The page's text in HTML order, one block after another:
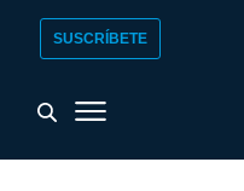
SUSCRÍBETE